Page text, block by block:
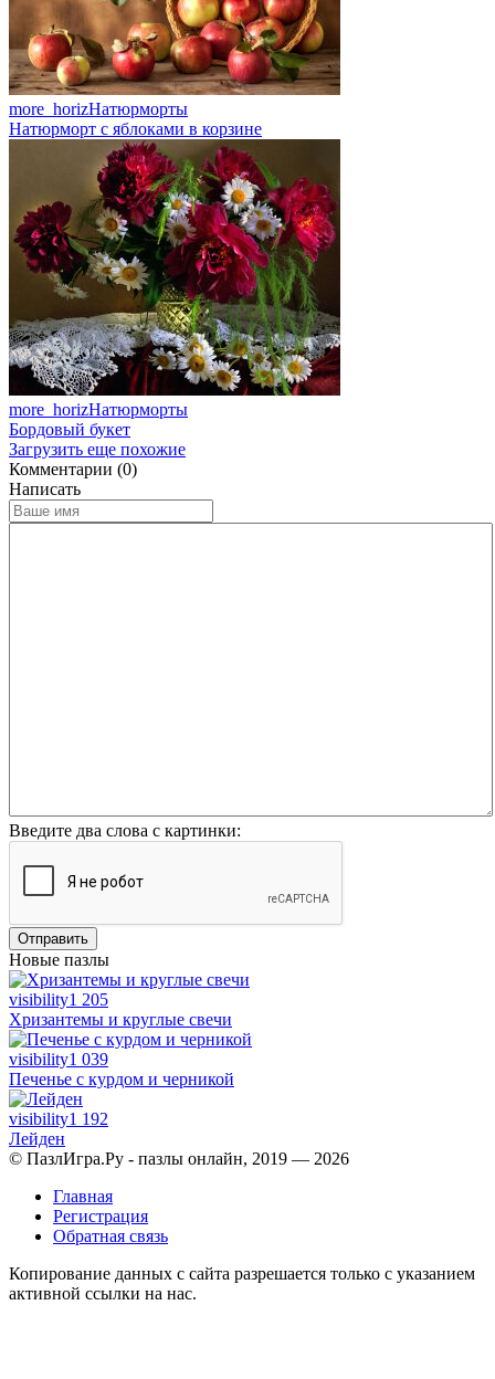
more_horizНатюрморты
Натюрморт с яблоками в корзине
more_horizНатюрморты
Бордовый букет
Загрузить еще похожие
Комментарии (0)
Написать
Введите два слова с картинки:
Отправить
Новые пазлы
visibility1 205
Хризантемы и круглые свечи
visibility1 039
Печенье с курдом и черникой
visibility1 192
Лейден
© ПазлИгра.Ру - пазлы онлайн, 2019 — 2026
Главная
Регистрация
Обратная связь
Копирование данных с сайта разрешается только с указанием
активной ссылки на нас.